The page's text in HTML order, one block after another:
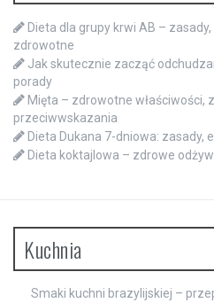
Dieta dla grupy krwi AB –
zdrowotne
Jak skutecznie zacząć
porady
Mięta – zdrowotne właściwości,
przeciwwskazania
Dieta Dukana 7-dniowa: zasady,
Dieta koktajlowa – zdrowe
Kuchnia
Smaki kuchni brazylijskiej –